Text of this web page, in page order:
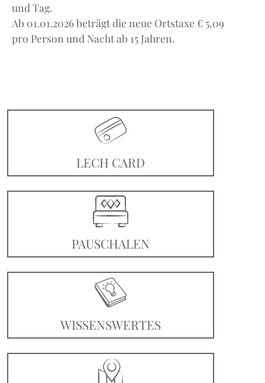
und Tag.
Ab 01.01.2026 beträgt die neue Ortstaxe € 5,09
pro Person und Nacht ab 15 Jahren.
LECH CARD
PAUSCHALEN
WISSENSWERTES